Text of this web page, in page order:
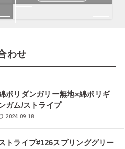
わせ
ポリダンガリー無地×綿ポリギ
ガム/ストライプ
2024.09.18
トライプ#126スプリンググリー